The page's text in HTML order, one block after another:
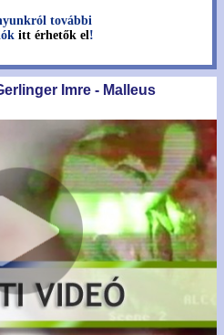
további
itt érhetők el!
Imre - Malleus